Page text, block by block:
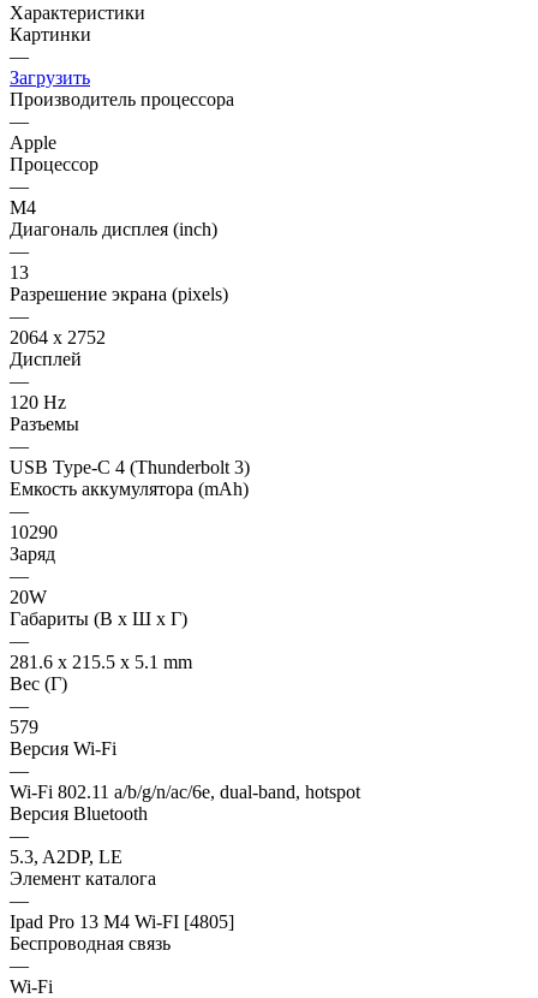
Характеристики
Картинки
—
Загрузить
Производитель процессора
—
Apple
Процессор
—
M4
Диагональ дисплея (inch)
—
13
Разрешение экрана (pixels)
—
2064 x 2752
Дисплей
—
120 Hz
Разъемы
—
USB Type-C 4 (Thunderbolt 3)
Емкость аккумулятора (mAh)
—
10290
Заряд
—
20W
Габариты (В х Ш х Г)
—
281.6 x 215.5 x 5.1 mm
Вес (Г)
—
579
Версия Wi-Fi
—
Wi-Fi 802.11 a/b/g/n/ac/6e, dual-band, hotspot
Версия Bluetooth
—
5.3, A2DP, LE
Элемент каталога
—
Ipad Pro 13 M4 Wi-FI [4805]
Беспроводная связь
—
Wi-Fi